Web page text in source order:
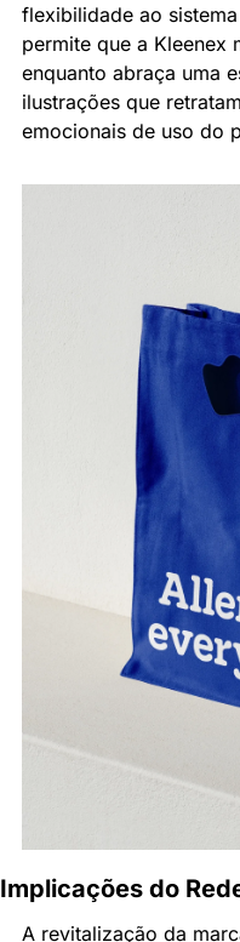
flexibilidade ao
permite que a Kleenex
enquanto abraça uma
ilustrações que
emocionais de uso do
Implicações do
A revitalização da